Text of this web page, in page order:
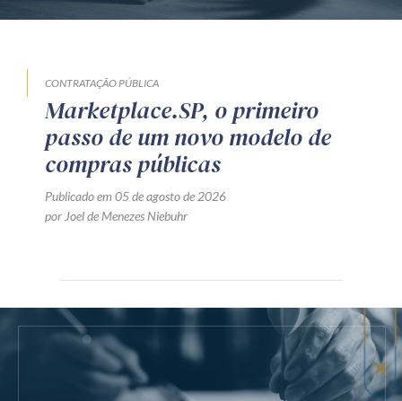
CONTRATAÇÃO PÚBLICA
Marketplace.SP, o primeiro
passo de um novo modelo de
compras públicas
Publicado em 05 de agosto de 2026
por Joel de Menezes Niebuhr